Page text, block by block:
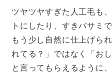
ツヤツヤすぎた人工毛も
トにしたり、すきバサミ
もう少し自然に仕上げら
れてる？」ではなく「お
と言ってもらえるように